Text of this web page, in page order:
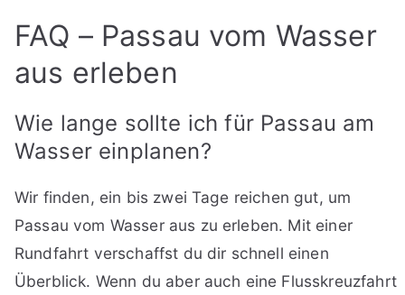
FAQ – Passau vom Wasser
aus erleben
Wie lange sollte ich für Passau am
Wasser einplanen?
Wir finden, ein bis zwei Tage reichen gut, um
Passau vom Wasser aus zu erleben. Mit einer
Rundfahrt verschaffst du dir schnell einen
Überblick. Wenn du aber auch eine Flusskreuzfahrt